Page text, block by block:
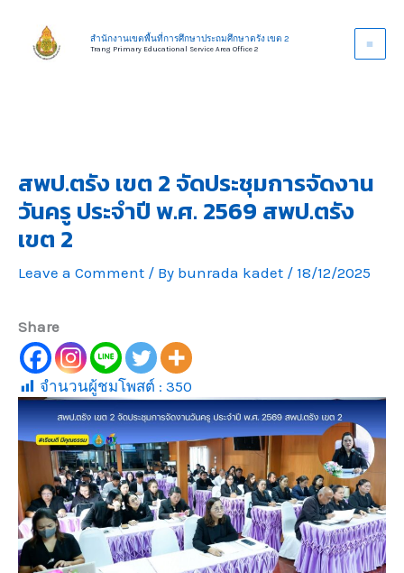
content
สำนักงานเขตพื้นที่การศึกษาประถมศึกษาตรัง เขต 2
Trang Primary Educational Service Area Office 2
สพป.ตรัง เขต 2 จัดประชุมการจัดงาน
วันครู ประจำปี พ.ศ. 2569 สพป.ตรัง
เขต 2
Leave a Comment / By bunrada kadet / 18/12/2025
Share
จำนวนผู้ชมโพสต์ : 350